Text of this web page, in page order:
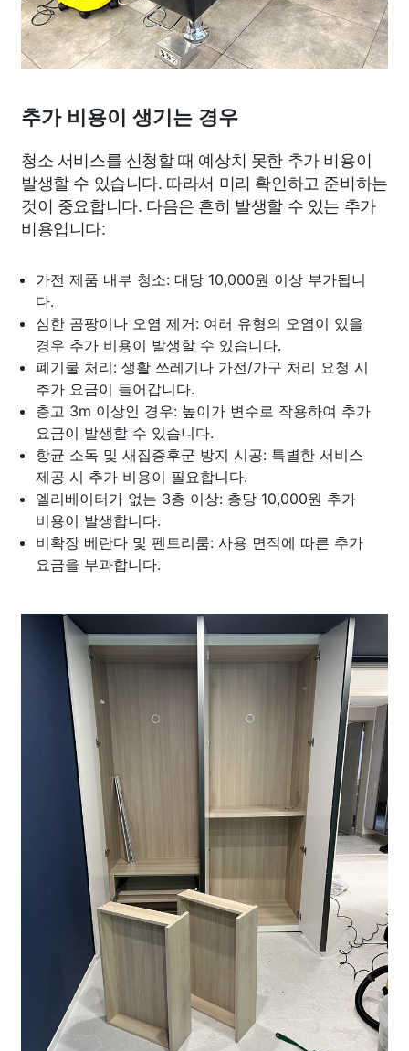
추가 비용이 생기는 경우
청소 서비스를 신청할 때 예상치 못한 추가 비용이
발생할 수 있습니다. 따라서 미리 확인하고 준비하는
것이 중요합니다. 다음은 흔히 발생할 수 있는 추가
비용입니다:
가전 제품 내부 청소: 대당 10,000원 이상 부가됩니
다.
심한 곰팡이나 오염 제거: 여러 유형의 오염이 있을
경우 추가 비용이 발생할 수 있습니다.
폐기물 처리: 생활 쓰레기나 가전/가구 처리 요청 시
추가 요금이 들어갑니다.
층고 3m 이상인 경우: 높이가 변수로 작용하여 추가
요금이 발생할 수 있습니다.
항균 소독 및 새집증후군 방지 시공: 특별한 서비스
제공 시 추가 비용이 필요합니다.
엘리베이터가 없는 3층 이상: 층당 10,000원 추가
비용이 발생합니다.
비확장 베란다 및 펜트리룸: 사용 면적에 따른 추가
요금을 부과합니다.